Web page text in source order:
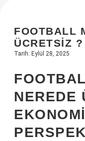
Hakkımızda
FOOTBALL
ÜCRETSIZ ?
Tarih: Eylül 28, 2025
NEREDE
EKONOMI